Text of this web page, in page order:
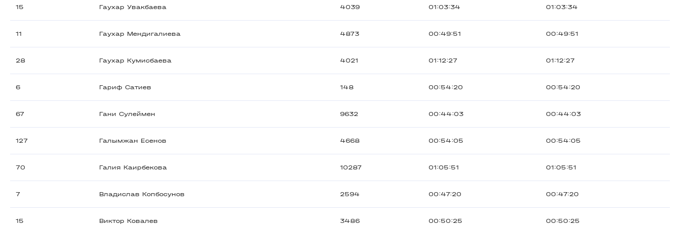
15 Гаухар Увакбаева 4039 01:03:34 01:03:34
11 Гаухар Мендигалиева 4873 00:49:51 00:49:51
28 Гаухар Кумисбаева 4021 01:12:27 01:12:27
6 Гариф Сатиев 148 00:54:20 00:54:20
67 Гани Сулеймен 9632 00:44:03 00:44:03
127 Галымжан Есенов 4668 00:54:05 00:54:05
70 Галия Каирбекова 10287 01:05:51 01:05:51
7 Владислав Копбосунов 2594 00:47:20 00:47:20
15 Виктор Ковалев 3486 00:50:25 00:50:25